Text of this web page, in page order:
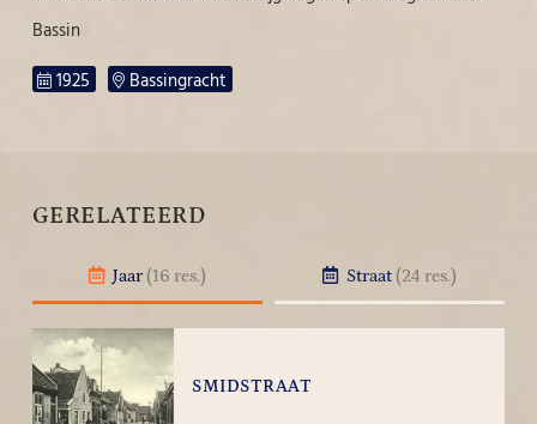
Bassin
1925
Bassingracht
GERELATEERD
Jaar (16 res.) Straat (24 res.)
SMIDSTRAAT